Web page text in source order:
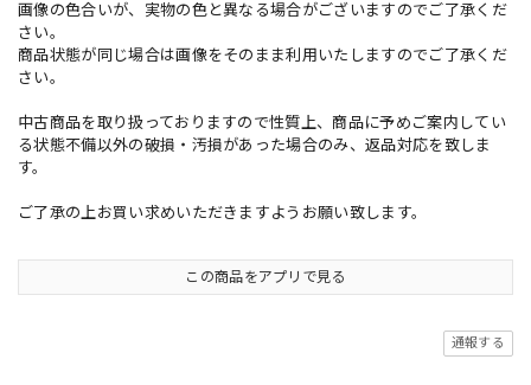
画像の色合いが、実物の色と異なる場合がございますのでご了承くだ
さい。
商品状態が同じ場合は画像をそのまま利用いたしますのでご了承くだ
さい。
中古商品を取り扱っておりますので性質上、商品に予めご案内してい
る状態不備以外の破損・汚損があった場合のみ、返品対応を致しま
す。
ご了承の上お買い求めいただきますようお願い致します。
この商品をアプリで見る
通報する